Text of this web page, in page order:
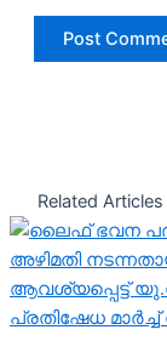
Related Articles